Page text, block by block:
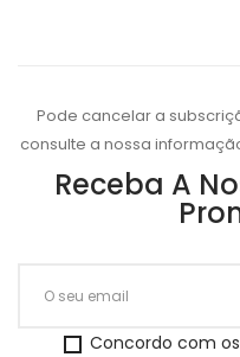
Pode cancelar a
consulte a nossa
Receba A
Concordo com